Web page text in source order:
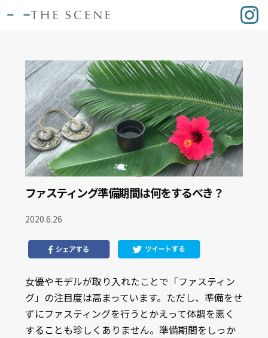
ファスティング準備期間は何をするべき？
2020.6.26
女優やモデルが取り入れたことで「ファスティン
グ」の注目度は高まっています。ただし、準備をせ
ずにファスティングを行うとかえって体調を悪く
することも珍しくありません。準備期間をしっか